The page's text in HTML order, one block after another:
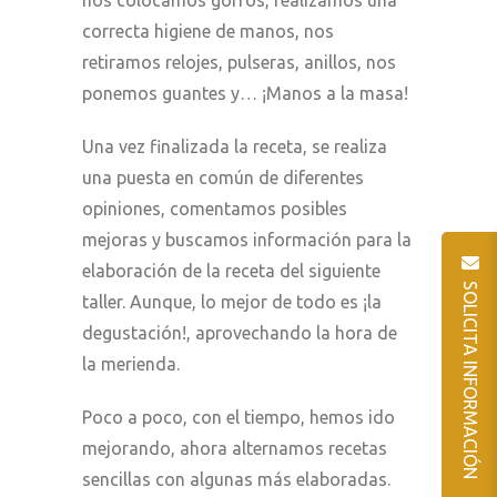
correcta higiene de manos, nos
retiramos relojes, pulseras, anillos, nos
ponemos guantes y… ¡Manos a la masa!
Una vez finalizada la receta, se realiza
una puesta en común de diferentes
opiniones, comentamos posibles
mejoras y buscamos información para la
elaboración de la receta del siguiente
taller. Aunque, lo mejor de todo es ¡la
degustación!, aprovechando la hora de
la merienda.
Poco a poco, con el tiempo, hemos ido
mejorando, ahora alternamos recetas
sencillas con algunas más elaboradas.
SOLICITA INFORMACIÓN